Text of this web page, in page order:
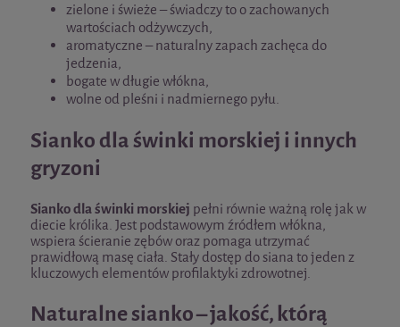
zielone i świeże – świadczy to o zachowanych
wartościach odżywczych,
aromatyczne – naturalny zapach zachęca do
jedzenia,
bogate w długie włókna,
wolne od pleśni i nadmiernego pyłu.
Sianko dla świnki morskiej i innych
gryzoni
Sianko dla świnki morskiej pełni równie ważną rolę jak w
diecie królika. Jest podstawowym źródłem włókna,
wspiera ścieranie zębów oraz pomaga utrzymać
prawidłową masę ciała. Stały dostęp do siana to jeden z
kluczowych elementów profilaktyki zdrowotnej.
Naturalne sianko – jakość, którą